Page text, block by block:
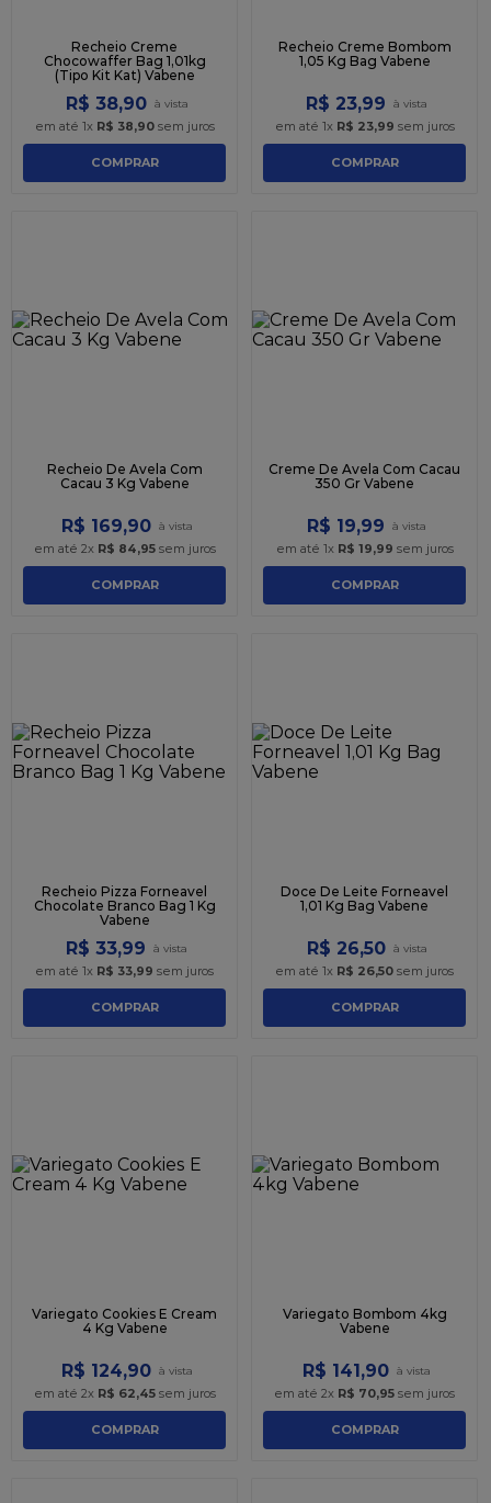
Recheio Creme
Chocowaffer Bag 1,01kg
(Tipo Kit Kat) Vabene
R$ 38,90
em até 1x R$ 38,90sem juros
COMPRAR
Recheio Creme Bombom
1,05 Kg Bag Vabene
R$ 23,99
em até 1x R$ 23,99 sem juros
COMPRAR
Recheio De Avela Com
Cacau 3 Kg Vabene
R$ 169,90
em até 2x R$ 84,95sem juros
COMPRAR
Creme De Avela Com Cacau
350 Gr Vabene
R$ 19,99
em até 1x R$ 19,99 sem juros
COMPRAR
Recheio Pizza Forneavel
Chocolate Branco Bag 1 Kg
Vabene
R$ 33,99
em até 1x R$ 33,99 sem juros
COMPRAR
Doce De Leite Forneavel
1,01 Kg Bag Vabene
R$ 26,50
em até 1x R$ 26,50 sem juros
COMPRAR
Variegato Cookies E Cream
4 Kg Vabene
R$ 124,90
em até 2x R$ 62,45sem juros
COMPRAR
Variegato Bombom 4kg
Vabene
R$ 141,90
em até 2x R$ 70,95 sem juros
COMPRAR